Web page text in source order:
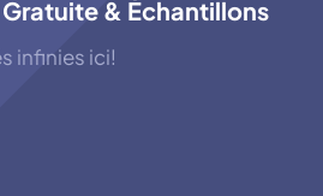
& Échantillons
infinies ici!